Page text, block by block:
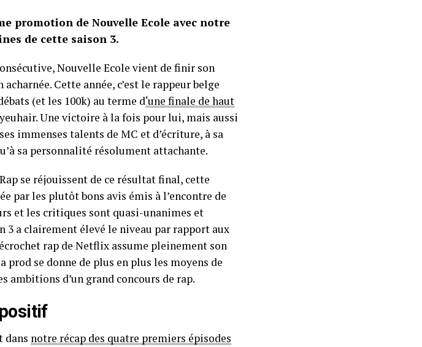
promotion de Nouvelle Ecole avec notre
de cette saison 3.
Nouvelle Ecole vient de finir son
Cette année, c’est le rappeur belge
(et les 100k) au terme d‘une finale de haut
Une victoire à la fois pour lui, mais aussi
immenses talents de MC et d’écriture, à sa
sa personnalité résolument attachante.
se réjouissent de ce résultat final, cette
par les plutôt bons avis émis à l’encontre de
et les critiques sont quasi-unanimes et
3 a clairement élevé le niveau par rapport aux
rap de Netflix assume pleinement son
se donne de plus en plus les moyens de
ambitions d’un grand concours de rap.
dans notre récap des quatre premiers épisodes